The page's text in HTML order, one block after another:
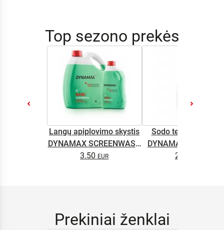
Top sezono prekės
Langų apiplovimo skystis
DYNAMAX SCREENWASH
NANO 4l
3.50
Sodo technikos
DYNAMAX M2T
2.65
Prekiniai ženklai